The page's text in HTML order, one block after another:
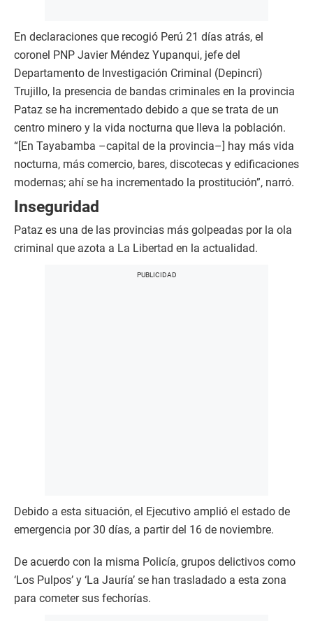
En declaraciones que recogió Perú 21 días atrás, el
coronel PNP Javier Méndez Yupanqui, jefe del
Departamento de Investigación Criminal (Depincri)
Trujillo, la presencia de bandas criminales en la provincia
Pataz se ha incrementado debido a que se trata de un
centro minero y la vida nocturna que lleva la población.
“[En Tayabamba –capital de la provincia–] hay más vida
nocturna, más comercio, bares, discotecas y edificaciones
modernas; ahí se ha incrementado la prostitución”, narró.
Inseguridad
Pataz es una de las provincias más golpeadas por la ola
criminal que azota a La Libertad en la actualidad.
Debido a esta situación, el Ejecutivo amplió el estado de
emergencia por 30 días, a partir del 16 de noviembre.
De acuerdo con la misma Policía, grupos delictivos como
‘Los Pulpos’ y ‘La Jauría’ se han trasladado a esta zona
para cometer sus fechorías.